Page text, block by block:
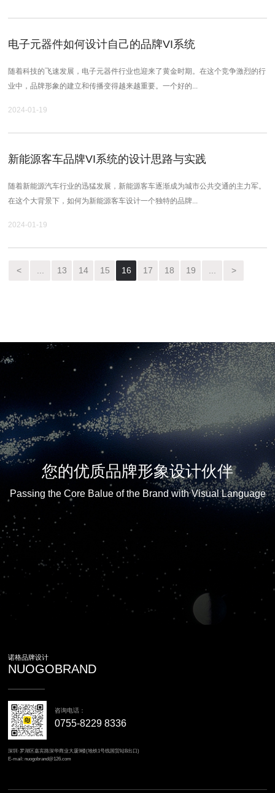
电子元器件如何设计自己的品牌VI系统
随着科技的飞速发展，电子元器件行业也迎来了黄金时期。在这个竞争激烈的行
业中，品牌形象的建立和传播变得越来越重要。一个好的...
2024-01-19
新能源客车品牌VI系统的设计思路与实践
随着新能源汽车行业的迅猛发展，新能源客车逐渐成为城市公共交通的主力军。
在这个大背景下，如何为新能源客车设计一个独特的品牌...
2024-01-19
< 13 14 15 16 17 18 19 >
您的优质品牌形象设计伙伴
Passing the Core Balue of the Brand with Visual Language
诺格品牌设计
NUOGOBRAND
咨询电话：
0755-8229 8336
深圳·罗湖区嘉宾路深华商业大厦9楼(地铁1号线国贸站B出口)
E-mail: nuogobrand@126.com